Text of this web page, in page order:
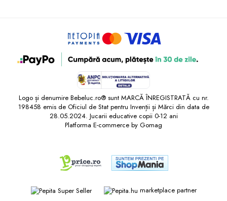
Logo și denumire Bebeluc.ro® sunt MARCĂ ÎNREGISTRATĂ cu nr.
198458 emis de Oficiul de Stat pentru Invenții și Mărci din data de
28.05.2024. Jucarii educative copii 0-12 ani
Platforma E-commerce by Gomag
marketplace partner